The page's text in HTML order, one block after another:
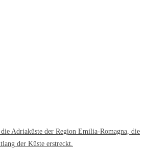
Adriaküste der Region Emilia-Romagna, die
der Küste erstreckt.